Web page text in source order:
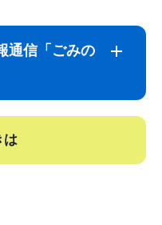
通信「ごみの
は